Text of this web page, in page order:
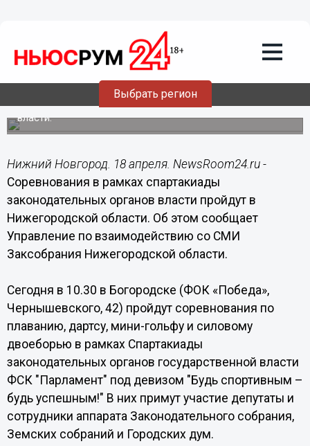
Выбрать регион
Нижегородские законодатели
определят лучших в одиннадцати
Соревнования пройдут в Богородске в рамках
Спартакиады законодательных органов государственной
власти.
Нижний Новгород. 18 апреля. NewsRoom24.ru -
Соревнования в рамках спартакиады
законодательных органов власти пройдут в
Нижегородской области. Об этом сообщает
Управление по взаимодействию со СМИ
Заксобрания Нижегородской области.
Сегодня в 10.30 в Богородске (ФОК «Победа»,
Чернышевского, 42) пройдут соревнования по
плаванию, дартсу, мини-гольфу и силовому
двоеборью в рамках Спартакиады
законодательных органов государственной власти
ФСК "Парламент" под девизом "Будь спортивным –
будь успешным!" В них примут участие депутаты и
сотрудники аппарата Законодательного собрания,
Земских собраний и Городских дум.